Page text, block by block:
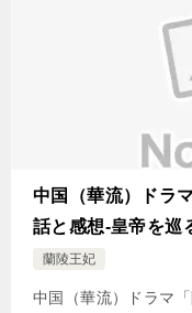
中国（華流）ドラ
話と感想-皇帝を巡
蘭陵王妃
中国（華流）ドラマ